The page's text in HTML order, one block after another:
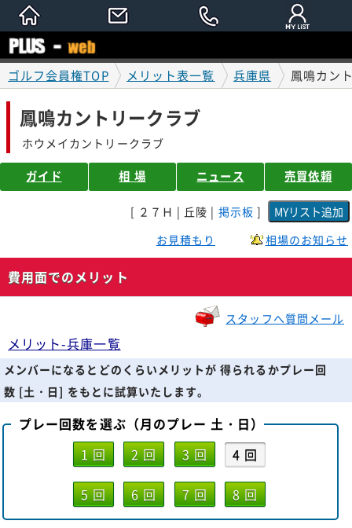
ゴルフ会員権TOP メリット表一覧 兵庫県 鳳鳴カン
鳳鳴カントリークラブ
ホウメイカントリークラブ
ガイド 相 場 ニュース 売買依頼
[ ２７Ｈ | 丘陵 | 掲示板 ]
お見積もり
相場のお知らせ
費用面でのメリット
スタッフへ質問メール
メリット-兵庫一覧
メンバーになるとどのくらいメリットが 得られるかプレー回
数 [土・日] をもとに試算いたします。
プレー回数を選ぶ（月のプレー 土・日）
1 回
2 回 3 回 4 回
5 回 6 回 7 回 8 回